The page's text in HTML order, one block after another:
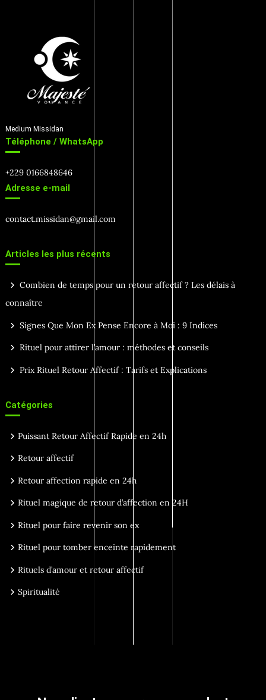
Medium Missidan
Téléphone / WhatsApp
+229 0166848646
Adresse e-mail
contact.missidan@gmail.com
Articles les plus récents
Combien de temps pour un retour affectif ? Les délais à
connaître
Signes Que Mon Ex Pense Encore à Moi : 9 Indices
Rituel pour attirer l’amour : méthodes et conseils
Prix Rituel Retour Affectif : Tarifs et Explications
Catégories
Puissant Retour Affectif Rapide en 24h
Retour affectif
Retour affection rapide en 24h
Rituel magique de retour d’affection en 24H
Rituel pour faire revenir son ex
Rituel pour tomber enceinte rapidement
Rituels d’amour et retour affectif
Spiritualité